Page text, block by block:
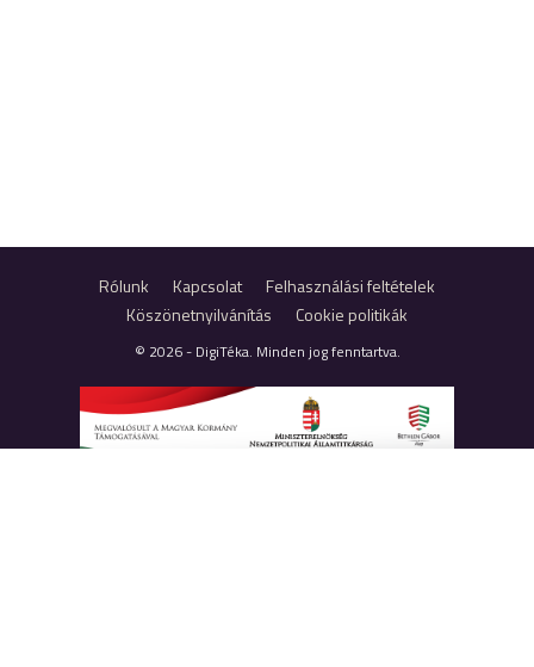
Rólunk Kapcsolat
Felhasználási feltételek
Köszönetnyilvánítás
Cookie politikák
© 2026 - DigiTéka. Minden jog fenntartva.